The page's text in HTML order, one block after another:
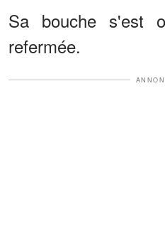
Sa bouche s'est
refermée.